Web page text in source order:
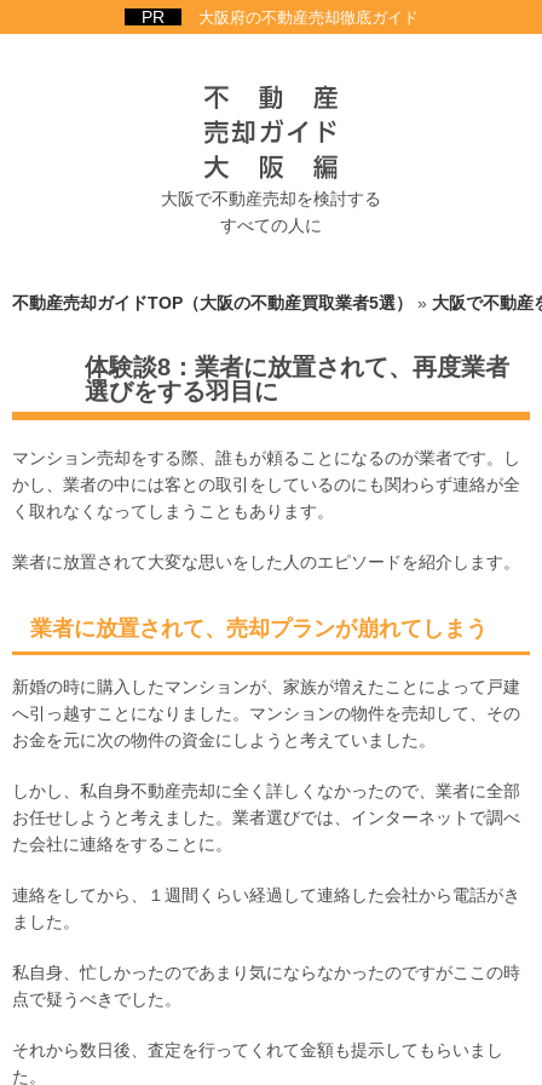
大阪府の不動産売却徹底ガイド
大阪で不動産売却を検討する
すべての人に
不動産売却ガイドTOP（大阪の不動産買取業者5選） » 大阪で不動産
体験談8：業者に放置されて、再度業者
選びをする羽目に
マンション売却をする際、誰もが頼ることになるのが業者です。し
かし、業者の中には客との取引をしているのにも関わらず連絡が全
く取れなくなってしまうこともあります。
業者に放置されて大変な思いをした人のエピソードを紹介します。
業者に放置されて、売却プランが崩れてしまう
新婚の時に購入したマンションが、家族が増えたことによって戸建
へ引っ越すことになりました。マンションの物件を売却して、その
お金を元に次の物件の資金にしようと考えていました。
しかし、私自身不動産売却に全く詳しくなかったので、業者に全部
お任せしようと考えました。業者選びでは、インターネットで調べ
た会社に連絡をすることに。
連絡をしてから、１週間くらい経過して連絡した会社から電話がき
ました。
私自身、忙しかったのであまり気にならなかったのですがここの時
点で疑うべきでした。
それから数日後、査定を行ってくれて金額も提示してもらいまし
た。